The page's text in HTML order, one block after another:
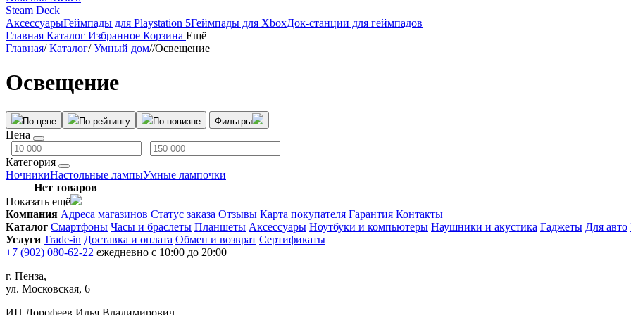
Steam Deck
АксессуарыГеймпады для Playstation 5Геймпады для XboxДок-станции для геймпадов
Главная Каталог Избранное Корзина Ещё
Главная/ Каталог/ Умный дом//Освещение
Освещение
По цене По рейтингу По новизне Фильтры
Цена
Категория
НочникиНастольные лампыУмные лампочки
Нет товаров
Показать ещё
Компания Адреса магазинов Статус заказа Отзывы Карта покупателя Гарантия Контакты
Каталог Смартфоны Часы и браслеты Планшеты Аксессуары Ноутбуки и компьютеры Наушники и акустика Гаджеты Для авто
Услуги Trade-in Доставка и оплата Обмен и возврат Сертификаты
+7 (902) 080-62-22 ежедневно с 10:00 до 20:00
г. Пенза,
ул. Московская, 6
ИП Дорофеев Илья Владимирович